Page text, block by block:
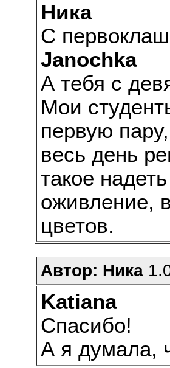
Ника
С
Janochka
А тебя с
Мои
первую
весь день
такое
оживление,
цветов.
Автор: Ника
Katiana
Спасибо!
А я думала,